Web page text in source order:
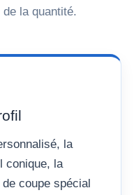
la quantité.
la
conique, la
coupe spécial